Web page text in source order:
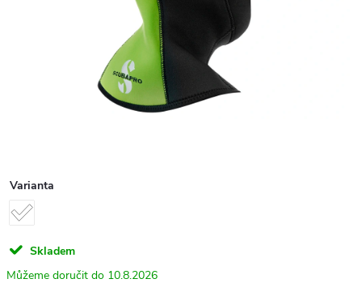
Varianta
Skladem
10.8.2026